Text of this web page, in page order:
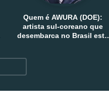
Quem é AWURA (DOE):
artista sul-coreano que
desembarca no Brasil esta